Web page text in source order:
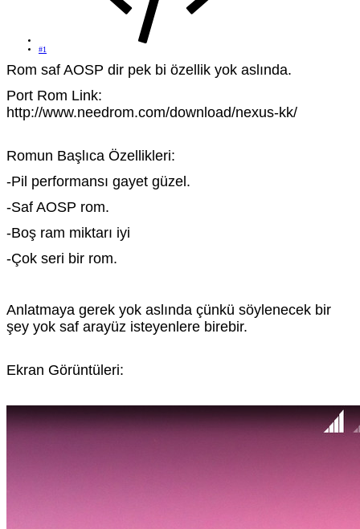
#1
Rom saf AOSP dir pek bi özellik yok aslında.
Port Rom Link:
http://www.needrom.com/download/nexus-kk/
Romun Başlıca Özellikleri:
-Pil performansı gayet güzel.
-Saf AOSP rom.
-Boş ram miktarı iyi
-Çok seri bir rom.
Anlatmaya gerek yok aslında çünkü söylenecek bir
şey yok saf arayüz isteyenlere birebir.
Ekran Görüntüleri: